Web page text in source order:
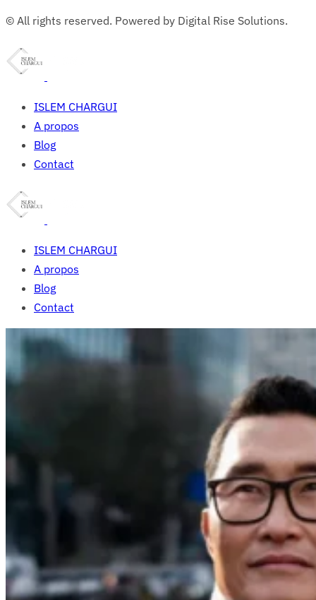
© All rights reserved. Powered by Digital Rise Solutions.
ISLEM CHARGUI
A propos
Blog
Contact
ISLEM CHARGUI
A propos
Blog
Contact